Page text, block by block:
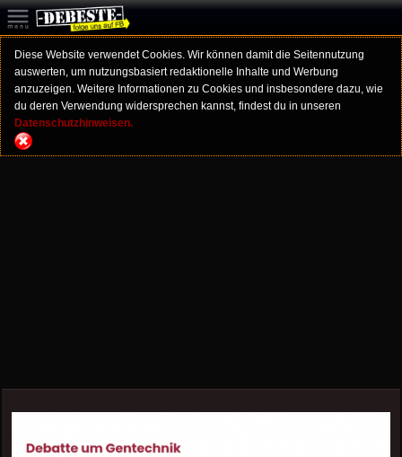
Diese Website verwendet Cookies. Wir können damit die Seitennutzung
auswerten, um nutzungsbasiert redaktionelle Inhalte und Werbung
anzuzeigen. Weitere Informationen zu Cookies und insbesondere dazu, wie
du deren Verwendung widersprechen kannst, findest du in unseren
Datenschutzhinweisen.